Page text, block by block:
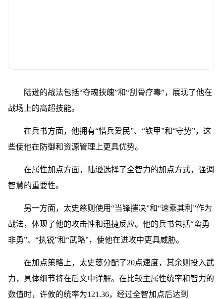
陆逊的战法包括“夺魂挟魄”和“刮骨疗毒”，展现了他在
战场上的高超技能。
在兵书方面，他拥有“惜兵爱民”、“铁甲”和“守势”，这
些使他在防御和资源管理上更具优势。
在属性加点方面，陆逊选择了全智力的加点方式，强调
智慧的重要性。
另一方面，太史慈则使用“当锋摧决”和“速乘其利”作为
战法，体现了他的攻击性和迅捷反应。他的兵书包括“蛮勇
非勇”、“执锐”和“武略”，使他在进攻中更具威胁。
在加点策略上，太史慈分配了20点速度，其余则投入武
力，具体细节将在后文中详解。在比较主属性统率和智力的
数值时，许攸的统率为121.36，经过全智加点后达到